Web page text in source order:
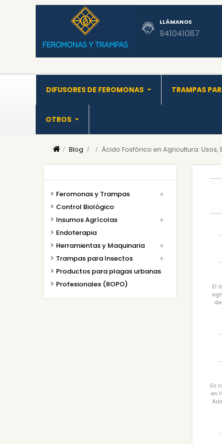
LLÁMANOS
941041087
DIFUSORES DE FEROMONAS TRAMPAS
OTROS
Blog Ácido Fosfórico en Agricultura: Usos,
Feromonas y Trampas 
Control Biológico
Insumos Agrícolas

Endoterapia
Herramientas y Maquinaria

Trampas para Insectos 
Productos para plagas urbanas
Profesionales (ROPO)
El
En
en